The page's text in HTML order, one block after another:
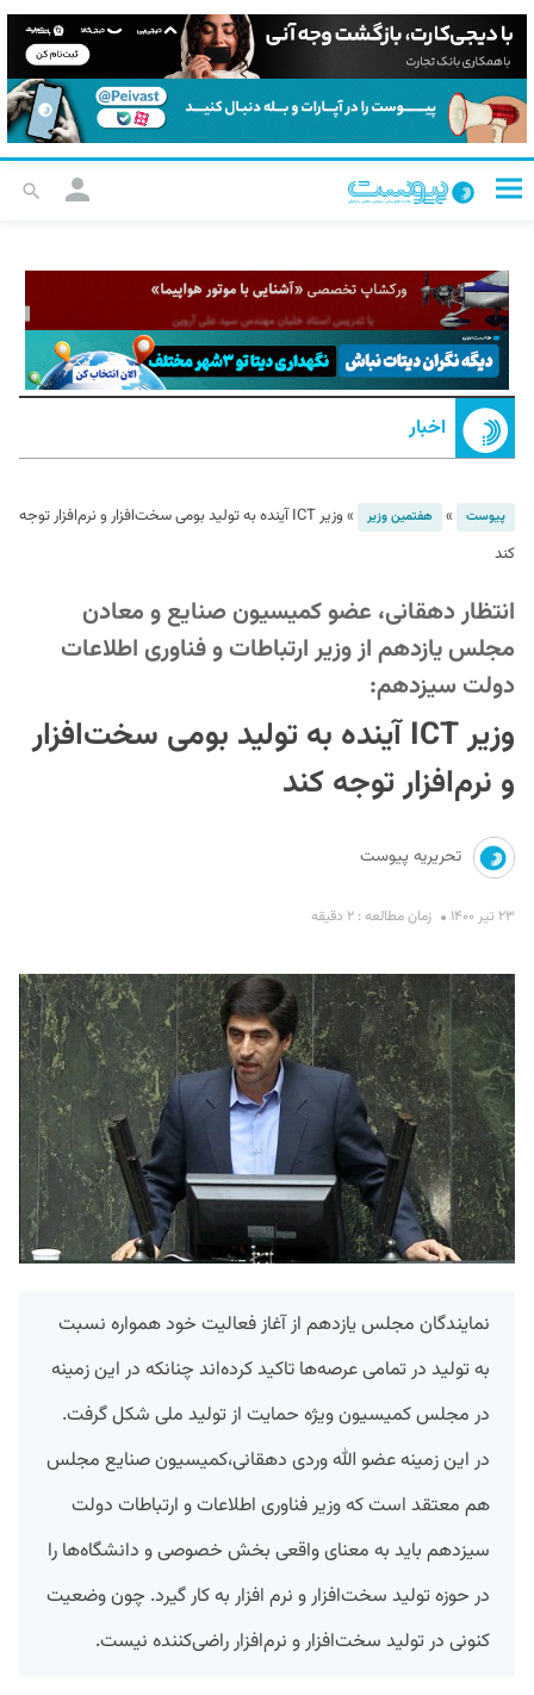
اخبار
پیوست » هفتمین وزیر »
وزیر ICT آینده به تولید بومی سخت‌افزار و نرم‌افزار توجه
کند
انتظار دهقانی، عضو کمیسیون صنایع و معادن
مجلس یازدهم از وزیر ارتباطات و فناوری اطلاعات
دولت سیزدهم:
وزیر ICT آینده به تولید بومی سخت‌افزار
و نرم‌افزار توجه کند
تحریریه پیوست
۲۳ تیر ۱۴۰۰ زمان مطالعه : ۲ دقیقه
نمایندگان مجلس یازدهم از آغاز فعالیت خود همواره نسبت
به تولید در تمامی عرصه‌ها تاکید کرده‌اند چنانکه در این زمینه
در مجلس کمیسیون ویژه حمایت از تولید ملی شکل گرفت.
در این زمینه عضو الله وردی دهقانی،کمیسیون صنایع مجلس
هم معتقد است که وزیر فناوری اطلاعات و ارتباطات دولت
سیزدهم باید به معنای واقعی بخش خصوصی و دانشگاه‌ها را
در حوزه تولید سخت‌افزار و نرم افزار به کار گیرد. چون وضعیت
کنونی در تولید سخت‌افزار و نرم‌افزار راضی‌کننده نیست.